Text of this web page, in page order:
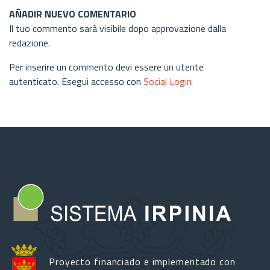
AÑADIR NUEVO COMENTARIO
Il tuo commento sarà visibile dopo approvazione dalla
redazione.
Per inserire un commento devi essere un utente
autenticato. Esegui accesso con Social Login
Proyecto financiado e implementado con